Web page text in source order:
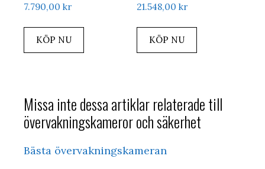
7.790,00 kr
KÖP NU
21.548,00kr
KÖP NU
Missa inte dessa artiklar relaterade till
övervakningskameror och säkerhet
Bästa övervakningskameran